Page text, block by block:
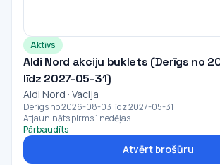
Aktīvs
Aldi Nord akciju buklets (Derīgs no
līdz 2027-05-31)
Aldi Nord · Vacija
Derīgs no 2026-08-03 līdz 2027-05-31
Atjaunināts pirms 1 nedēļas
Pārbaudīts
Atvērt brošūru